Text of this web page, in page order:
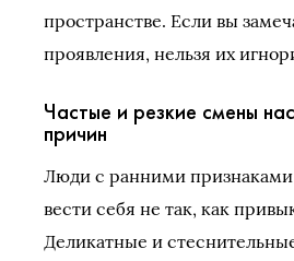
пространстве. Если вы
проявления, нельзя их
Частые и резкие смены
причин
Люди с ранними
вести себя не так, как
Деликатные и